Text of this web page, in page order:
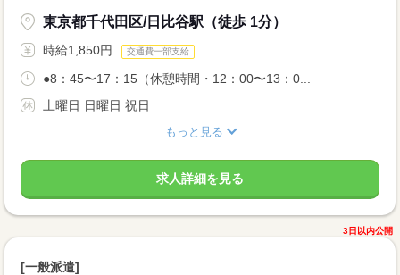
東京都千代田区/日比谷駅（徒歩 1分）
時給1,850円 交通費一部支給
●8：45〜17：15（休憩時間・12：00〜13：0...
土曜日 日曜日 祝日
もっと見る
求人詳細を見る
3日以内公開
[一般派遣]